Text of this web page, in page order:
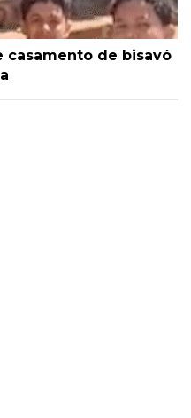
casamento de bisavó